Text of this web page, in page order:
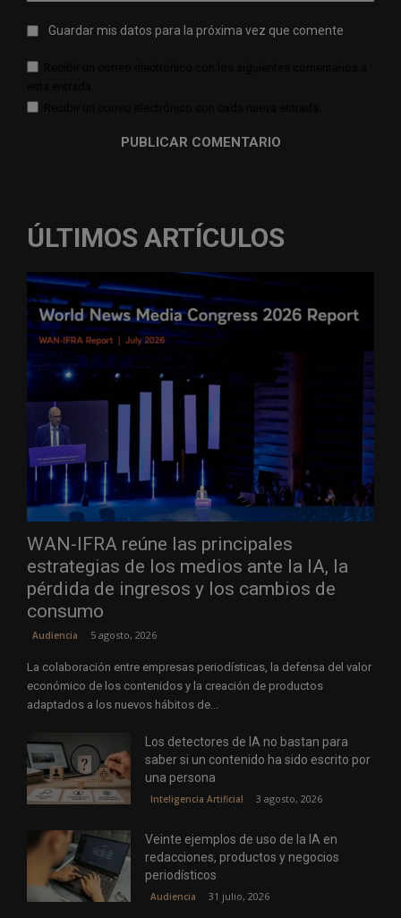
Guardar mis datos para la próxima vez que comente
ÚLTIMOS ARTÍCULOS
WAN-IFRA reúne las principales
estrategias de los medios ante la IA, la
pérdida de ingresos y los cambios de
consumo
Audiencia 5 agosto, 2026
La colaboración entre empresas periodísticas, la defensa del valor
económico de los contenidos y la creación de productos
adaptados a los nuevos hábitos de...
Los detectores de IA no bastan para
saber si un contenido ha sido escrito por
una persona
Inteligencia Artificial 3 agosto, 2026
Veinte ejemplos de uso de la IA en
redacciones, productos y negocios
periodísticos
Audiencia 31 julio, 2026